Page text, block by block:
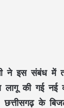
ने इस संबंध में
लागू की गईनई
छत्तीसगढ़के